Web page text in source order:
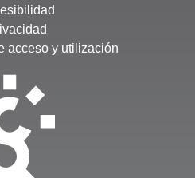
acceso y utilización